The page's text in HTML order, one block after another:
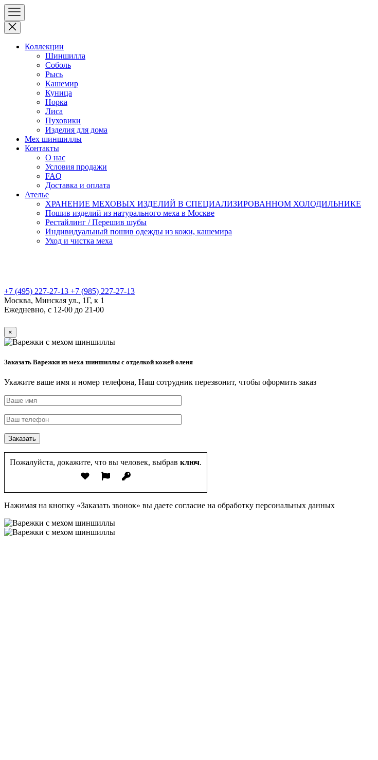
Коллекции
Шиншилла
Соболь
Рысь
Кашемир
Куница
Норка
Лиса
Пуховики
Изделия для дома
Мех шиншиллы
Контакты
О нас
Условия продажи
FAQ
Доставка и оплата
Ателье
ХРАНЕНИЕ МЕХОВЫХ ИЗДЕЛИЙ В СПЕЦИАЛИЗИРОВАННОМ ХОЛОДИЛЬНИКЕ
Пошив изделий из натурального меха в Москве
Рестайлинг / Перешив шубы
Индивидуальный пошив одежды из кожи, кашемира
Уход и чистка меха
+7 (495) 227-27-13 +7 (985) 227-27-13
Москва, Минская ул., 1Г, к 1
Ежедневно, с 12-00 до 21-00
×
Заказать Варежки из меха шиншиллы с отделкой кожей оленя
Укажите ваше имя и номер телефона, Наш сотрудник перезвонит, чтобы оформить заказ
Пожалуйста, докажите, что вы человек, выбрав ключ.
Нажимая на кнопку «Заказать звонок» вы даете согласие на обработку персональных данных